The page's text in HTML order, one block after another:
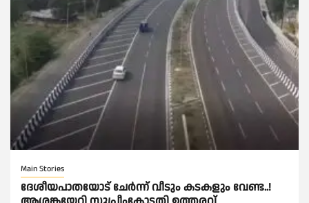
Main Stories
ദേശീയപാതയോട് ചേര്‍ന്ന് വീടും കടകളും വേണ്ട..!